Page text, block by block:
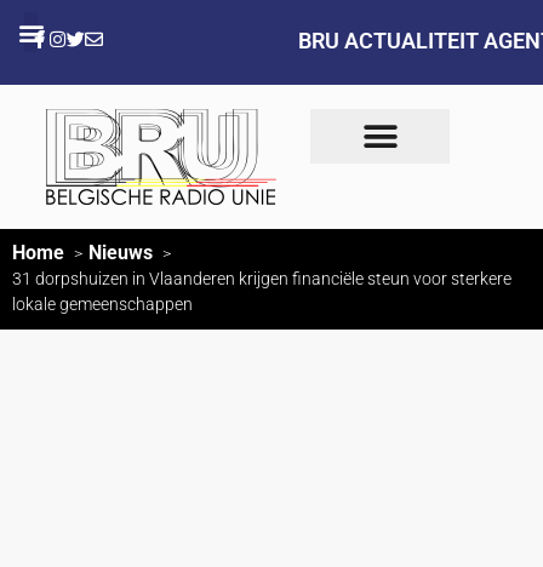
BRU ACTUALITEIT
Home Nieuws
31 dorpshuizen in Vlaanderen krijgen financiële steun voor sterkere
lokale gemeenschappen